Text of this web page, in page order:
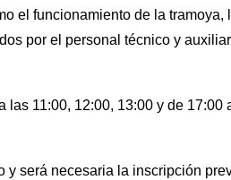
el funcionamiento de la
por el personal técnico y
las 11:00, 12:00, 13:00 y de 17:00
y será necesaria la inscripción